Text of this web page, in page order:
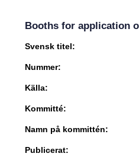
Booths for application
Svensk titel:
Nummer:
Källa:
Kommitté:
Namn på kommittén:
Publicerat: